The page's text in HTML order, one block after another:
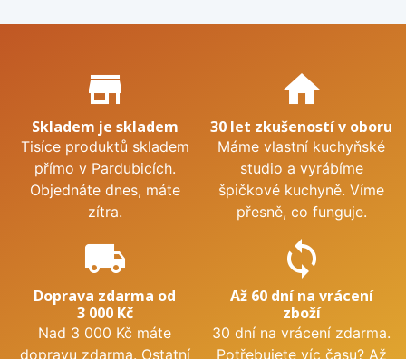
Proč nakupovat u nás?
store_mall_directory
Skladem je skladem
Tisíce produktů skladem
přímo v Pardubicích.
Objednáte dnes, máte
zítra.
home
30 let zkušeností v oboru
Máme vlastní kuchyňské
studio a vyrábíme
špičkové kuchyně. Víme
přesně, co funguje.
local_shipping
Doprava zdarma od
3 000 Kč
Nad 3 000 Kč máte
dopravu zdarma. Ostatní
sync
Až 60 dní na vrácení
zboží
30 dní na vrácení zdarma.
Potřebujete víc času? Až